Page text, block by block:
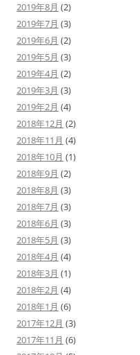
2019年8月 (2)
2019年7月 (3)
2019年6月 (2)
2019年5月 (3)
2019年4月 (2)
2019年3月 (3)
2019年2月 (4)
2018年12月 (2)
2018年11月 (4)
2018年10月 (1)
2018年9月 (2)
2018年8月 (3)
2018年7月 (3)
2018年6月 (3)
2018年5月 (3)
2018年4月 (4)
2018年3月 (1)
2018年2月 (4)
2018年1月 (6)
2017年12月 (3)
2017年11月 (6)